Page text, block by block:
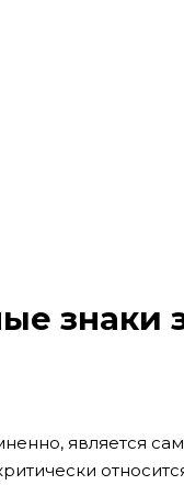
знаки
является